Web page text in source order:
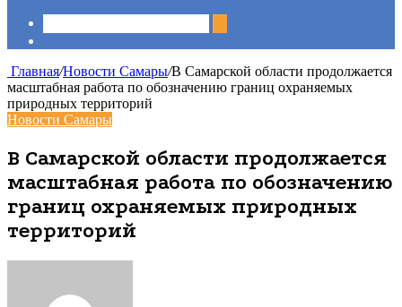
Главная/Новости Самары/В Самарской области продолжается
масштабная работа по обозначению границ охраняемых
природных территорий
Новости Самары
В Самарской области продолжается
масштабная работа по обозначению
границ охраняемых природных
территорий